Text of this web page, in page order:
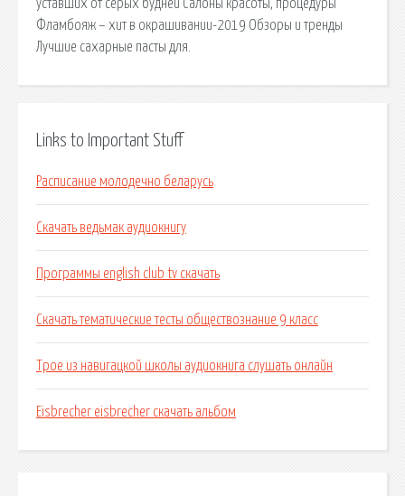
уставших от серых будней Салоны красоты, процедуры
Фламбояж – хит в окрашивании-2019 Обзоры и тренды
Лучшие сахарные пасты для.
Links to Important Stuff
Расписание молодечно беларусь
Скачать ведьмак аудиокнигу
Программы english club tv скачать
Скачать тематические тесты обществознание 9 класс
Трое из навигацкой школы аудиокнига слушать онлайн
Eisbrecher eisbrecher скачать альбом